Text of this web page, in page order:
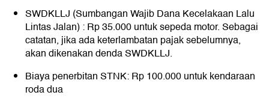
SWDKLLJ (Sumbangan Wajib Dana Kecelakaan Lalu
Lintas Jalan) : Rp 35.000 untuk sepeda motor. Sebagai
catatan, jika ada keterlambatan pajak sebelumnya,
akan dikenakan denda SWDKLLJ.
Biaya penerbitan STNK: Rp 100.000 untuk kendaraan
roda dua